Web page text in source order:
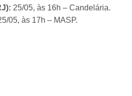
25/05, às 16h – Candelária.
05, às 17h – MASP.